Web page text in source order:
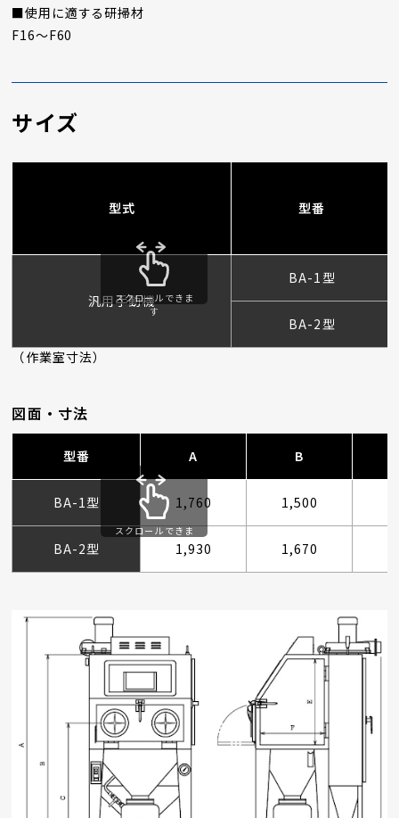
■使用に適する研掃材
F16～F60
サイズ
型式 型番
汎用手動機
BA-1型
BA-2型
スクロールできま
す
（作業室寸法）
図面・寸法
型番 A B
BA-1型 1,760 1,500
BA-2型 1,930 1,670
スクロールできま